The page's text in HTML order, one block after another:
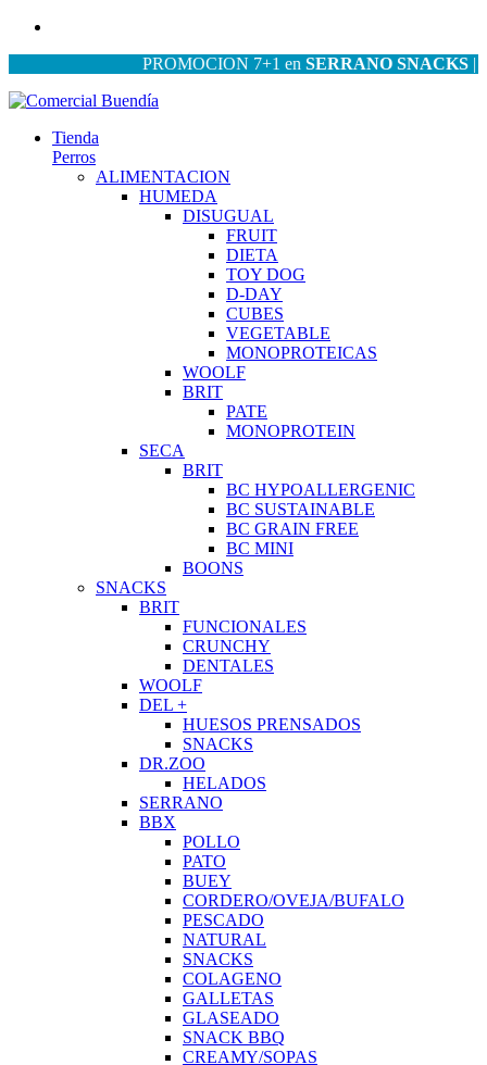
PROMOCION 7+1 enSERRANO SNACKS|
Tienda
Perros
ALIMENTACION
HUMEDA
DISUGUAL
FRUIT
DIETA
TOY DOG
D-DAY
CUBES
VEGETABLE
MONOPROTEICAS
WOOLF
BRIT
PATE
MONOPROTEIN
SECA
BRIT
BC HYPOALLERGENIC
BC SUSTAINABLE
BC GRAIN FREE
BC MINI
BOONS
SNACKS
BRIT
FUNCIONALES
CRUNCHY
DENTALES
WOOLF
DEL +
HUESOS PRENSADOS
SNACKS
DR.ZOO
HELADOS
SERRANO
BBX
POLLO
PATO
BUEY
CORDERO/OVEJA/BUFALO
PESCADO
NATURAL
SNACKS
COLAGENO
GALLETAS
GLASEADO
SNACK BBQ
CREAMY/SOPAS